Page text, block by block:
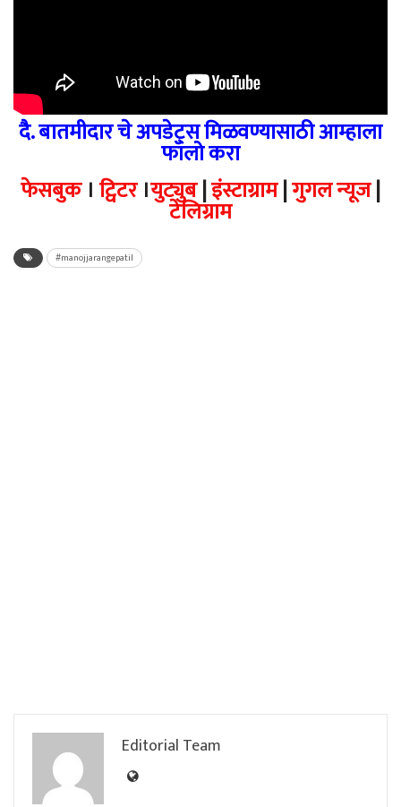
दै. बातमीदार चे अपडेट्स मिळवण्यासाठी आम्हाला
फॉलो करा
फेसबुक। ट्विटर।युट्युब|इंस्टाग्राम|गुगल न्यूज|
टेलिग्राम
#manojjarangepatil
Editorial Team